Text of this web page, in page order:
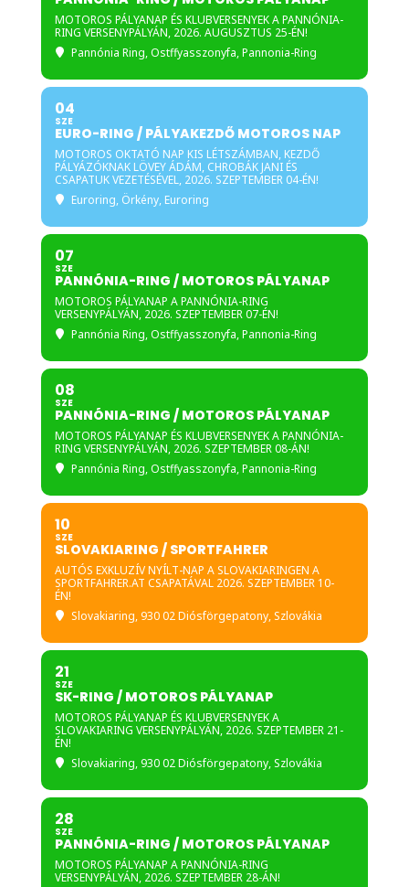
MOTOROS PÁLYANAP ÉS KLUBVERSENYEK A PANNÓNIA-
RING VERSENYPÁLYÁN, 2026. AUGUSZTUS 25-ÉN!
Pannónia Ring, Ostffyasszonyfa, Pannonia-Ring
04
SZE
EURO-RING / PÁLYAKEZDŐ MOTOROS NAP
MOTOROS OKTATÓ NAP KIS LÉTSZÁMBAN, KEZDŐ
PÁLYÁZÓKNAK LÖVEY ÁDÁM, CHROBÁK JANI ÉS
CSAPATUK VEZETÉSÉVEL, 2026. SZEPTEMBER 04-ÉN!
Euroring, Örkény, Euroring
07
SZE
PANNÓNIA-RING / MOTOROS PÁLYANAP
MOTOROS PÁLYANAP A PANNÓNIA-RING
VERSENYPÁLYÁN, 2026. SZEPTEMBER 07-ÉN!
Pannónia Ring, Ostffyasszonyfa, Pannonia-Ring
08
SZE
PANNÓNIA-RING / MOTOROS PÁLYANAP
MOTOROS PÁLYANAP ÉS KLUBVERSENYEK A PANNÓNIA-
RING VERSENYPÁLYÁN, 2026. SZEPTEMBER 08-ÁN!
Pannónia Ring, Ostffyasszonyfa, Pannonia-Ring
10
SZE
SLOVAKIARING / SPORTFAHRER
AUTÓS EXKLUZÍV NYÍLT-NAP A SLOVAKIARINGEN A
SPORTFAHRER.AT CSAPATÁVAL 2026. SZEPTEMBER 10-
ÉN!
Slovakiaring, 930 02 Diósförgepatony, Szlovákia
21
SZE
SK-RING / MOTOROS PÁLYANAP
MOTOROS PÁLYANAP ÉS KLUBVERSENYEK A
SLOVAKIARING VERSENYPÁLYÁN, 2026. SZEPTEMBER 21-
ÉN!
Slovakiaring, 930 02 Diósförgepatony, Szlovákia
28
SZE
PANNÓNIA-RING / MOTOROS PÁLYANAP
MOTOROS PÁLYANAP A PANNÓNIA-RING
VERSENYPÁLYÁN, 2026. SZEPTEMBER 28-ÁN!